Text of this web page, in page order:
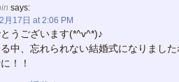
says:
月17日 at 2:06 PM
うございます(*^v^*)♪
中、忘れられない結婚式になりました
！！